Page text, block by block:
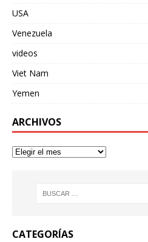
USA
Venezuela
videos
Viet Nam
Yemen
ARCHIVOS
CATEGORÍAS